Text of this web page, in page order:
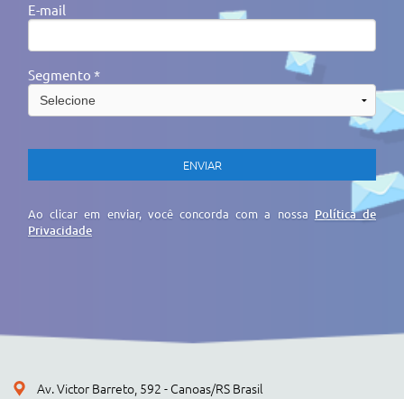
E-mail
Segmento *
Ao clicar em enviar, você concorda com a nossa Política de
Privacidade
Av. Victor Barreto, 592 - Canoas/RS Brasil